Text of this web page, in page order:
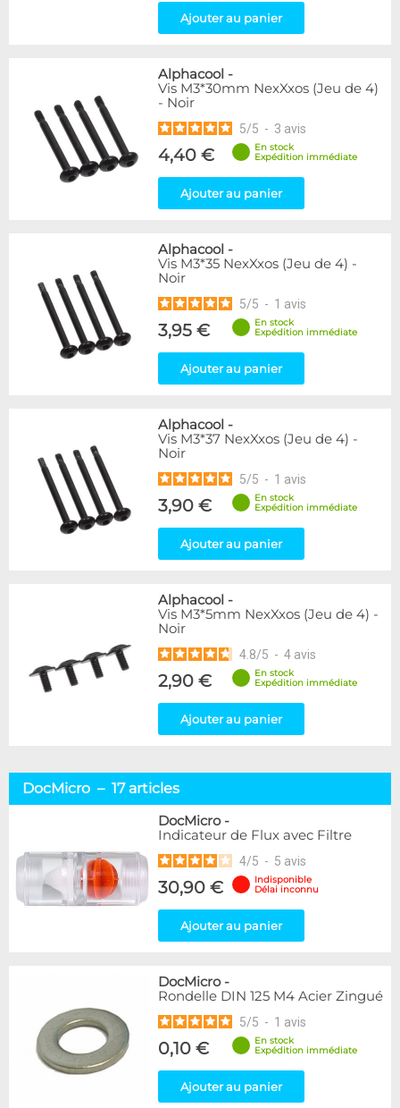
Ajouter au panier
Alphacool -
Vis M3*30mm NexXxos (Jeu de 4)
- Noir
5/5 - 3 avis
4,40 €
En stock
Expédition immédiate
Ajouter au panier
Alphacool -
Vis M3*35 NexXxos (Jeu de 4) -
Noir
5/5 - 1 avis
3,95 €
En stock
Expédition immédiate
Ajouter au panier
Alphacool -
Vis M3*37 NexXxos (Jeu de 4) -
Noir
5/5 - 1 avis
3,90 €
En stock
Expédition immédiate
Ajouter au panier
Alphacool -
Vis M3*5mm NexXxos (Jeu de 4) -
Noir
4.8/5 - 4 avis
2,90 €
En stock
Expédition immédiate
Ajouter au panier
DocMicro – 17 articles
DocMicro-
Indicateur de Flux avec Filtre
4/5 - 5 avis
30,90 €
Indisponible
Délai inconnu
Ajouter au panier
DocMicro-
Rondelle DIN 125 M4 Acier Zingué
5/5 - 1 avis
0,10 €
En stock
Expédition immédiate
Ajouter au panier